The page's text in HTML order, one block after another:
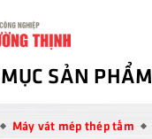
SẢN PHẨM
Máy vát mép thép tấm